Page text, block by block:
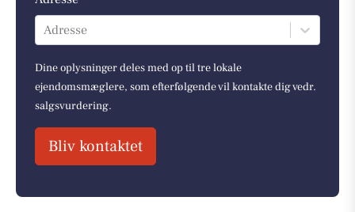
Adresse
Dine oplysninger deles med op til tre lokale
ejendomsmæglere, som efterfølgende vil kontakte dig vedr.
salgsvurdering.
Bliv kontaktet